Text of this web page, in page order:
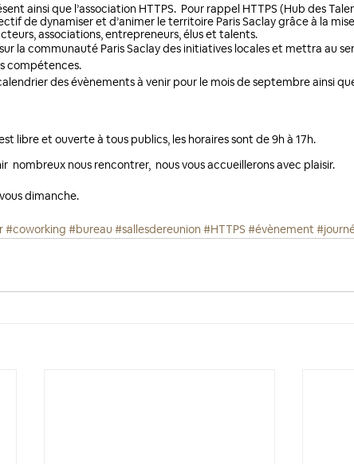
ainsi que l’association HTTPS.  Pour rappel HTTPS (Hub des
de dynamiser et d’animer le territoire Paris Saclay grâce à la
associations, entrepreneurs, élus et talents.
la communauté Paris Saclay des initiatives locales et mettra au
compétences.
des évènements à venir pour le mois de septembre ainsi
libre et ouverte à tous publics, les horaires sont de 9h à 17h.
nombreux nous rencontrer,  nous vous accueillerons avec plaisir.
dimanche.
#coworking #bureau #sallesdereunion #HTTPS #évènement